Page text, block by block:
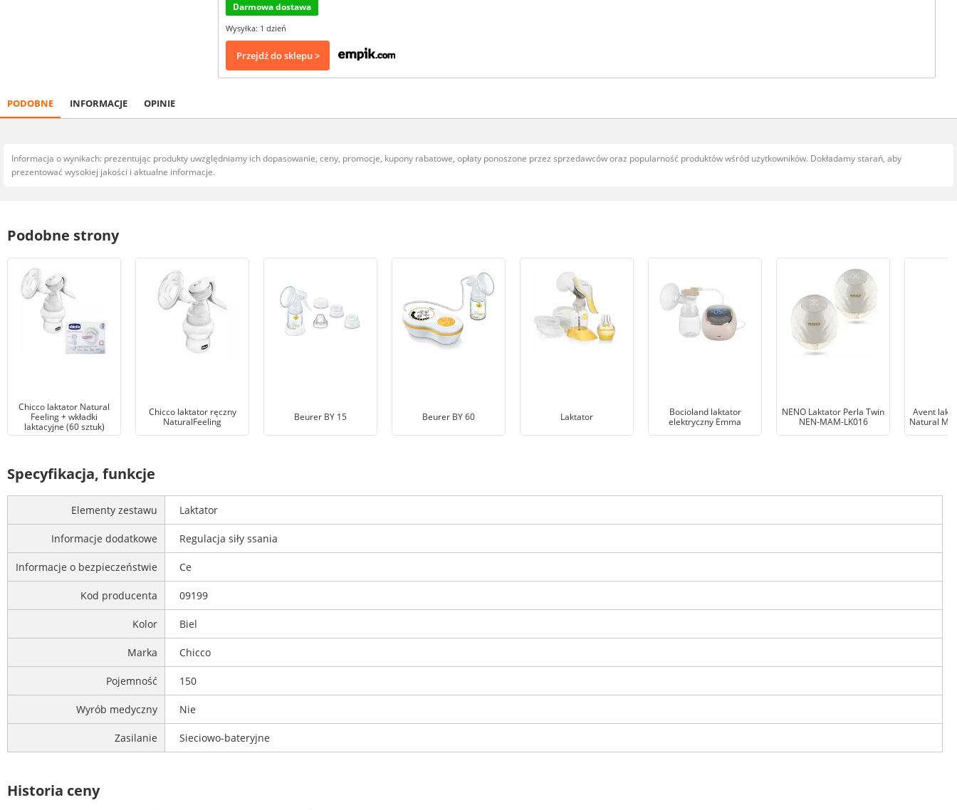
Darmowa dostawa
Wysyłka: 1 dzień
Przejdź do sklepu >
PODOBNE INFORMACJE OPINIE
Informacja o wynikach: prezentując produkty uwzględniamy ich dopasowanie, ceny, promocje, kupony rabatowe, opłaty ponoszone przez sprzedawców oraz popularność produktów wśród użytkowników. Dokładamy starań, aby
prezentować wysokiej jakości i aktualne informacje.
Podobne strony
Chicco laktator Natural
Feeling + wkładki
laktacyjne (60 sztuk)
Chicco laktator ręczny
NaturalFeeling
Beurer BY 15 Beurer BY 60 Laktator
Bocioland laktator
elektryczny Emma
NENO Laktator Perla Twin
NEN-MAM-LK016
Avent
Natural
Specyfikacja, funkcje
Elementy zestawu Laktator
Informacje dodatkowe Regulacja siły ssania
Informacje o bezpieczeństwie Ce
Kod producenta 09199
Kolor Biel
Marka Chicco
Pojemność 150
Wyrób medyczny Nie
Zasilanie Sieciowo-bateryjne
Historia ceny